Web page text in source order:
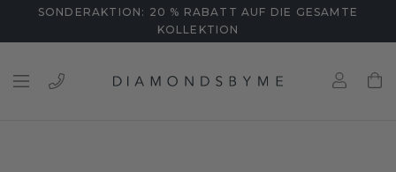
SONDERAKTION: 20 % RABATT AUF DIE GESAMTE
KOLLEKTION